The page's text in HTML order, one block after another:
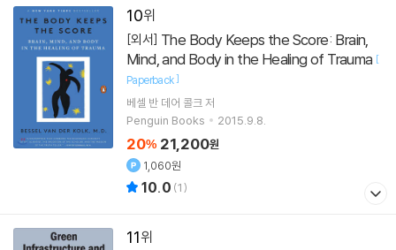
10
[외서]
Mind, and Body in the Healing of Trauma [
Paperback]
베셀 반 데어 콜크 저
Penguin Books
2015.9.8.
20% 21,200원
1,060원
10.0 (1)
11